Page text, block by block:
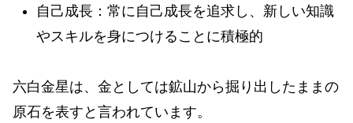
自己成長：常に自己成長を追求し、新しい知識
やスキルを身につけることに積極的
六白金星は、金としては鉱山から掘り出したままの
原石を表すと言われています。